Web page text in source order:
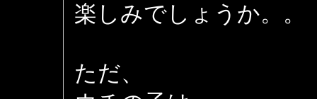
楽しみでしょうか。。
ただ、